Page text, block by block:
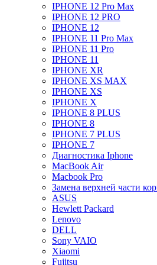
IPHONE 12 Pro Max
IPHONE 12 PRO
IPHONE 12
IPHONE 11 Pro Max
IPHONE 11 Pro
IPHONE 11
IPHONE XR
IPHONE XS MAX
IPHONE XS
IPHONE X
IPHONE 8 PLUS
IPHONE 8
IPHONE 7 PLUS
IPHONE 7
Диагностика Iphone
MacBook Air
Macbook Pro
Замена верхней части
ASUS
Hewlett Packard
Lenovo
DELL
Sony VAIO
Xiaomi
Fujitsu